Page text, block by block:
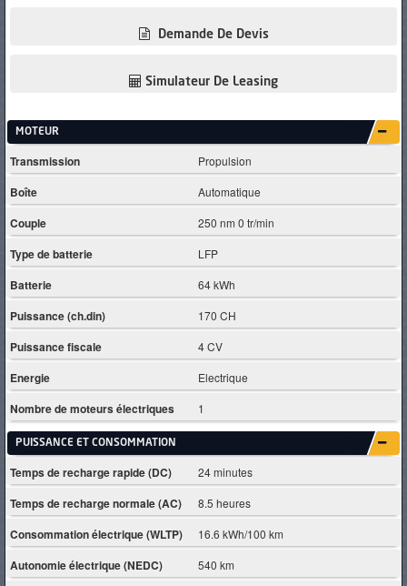
Demande De Devis
Simulateur De Leasing
MOTEUR
Transmission Propulsion
Boîte Automatique
Couple 250 nm 0 tr/min
Type de batterie LFP
Batterie 64 kWh
Puissance (ch.din) 170 CH
Puissance fiscale 4 CV
Energie Electrique
Nombre de moteurs électriques 1
PUISSANCE ET CONSOMMATION
Temps de recharge rapide (DC) 24 minutes
Temps de recharge normale (AC) 8.5 heures
Consommation électrique (WLTP) 16.6 kWh/100 km
Autonomie électrique (NEDC) 540 km